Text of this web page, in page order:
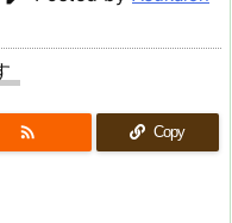
 Copy